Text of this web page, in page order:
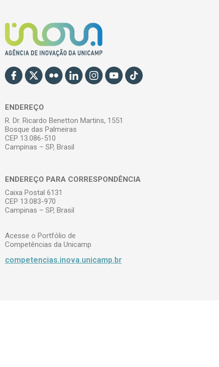
ENDEREÇO
R. Dr. Ricardo Benetton Martins, 1551
Bosque das Palmeiras
CEP 13.086-510
Campinas – SP, Brasil
ENDEREÇO PARA CORRESPONDÊNCIA
Caixa Postal 6131
CEP 13.083-970
Campinas – SP, Brasil
Acesse o Portfólio de
Competências da Unicamp
competencias.inova.unicamp.br